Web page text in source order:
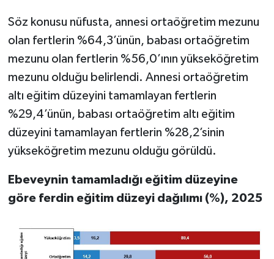
Söz konusu nüfusta, annesi ortaöğretim mezunu
olan fertlerin %64,3’ünün, babası ortaöğretim
mezunu olan fertlerin %56,0’ının yükseköğretim
mezunu olduğu belirlendi. Annesi ortaöğretim
altı eğitim düzeyini tamamlayan fertlerin
%29,4’ünün, babası ortaöğretim altı eğitim
düzeyini tamamlayan fertlerin %28,2’sinin
yükseköğretim mezunu olduğu görüldü.
Ebeveynin tamamladığı eğitim düzeyine
göre ferdin eğitim düzeyi dağılımı (%), 2025